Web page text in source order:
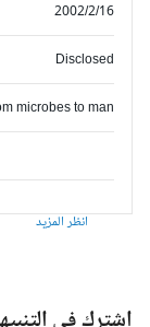
2002/2/16
Disclosed
microbes to man
انظر المزيد